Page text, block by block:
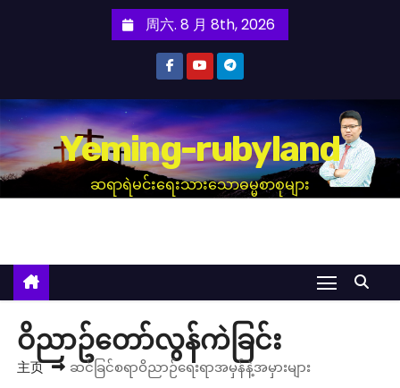
周六. 8 月 8th, 2026
Yeming-rubyland
ဆရာရဲမင်းရေးသားသောဓမ္မစာစုများ
ဝိညာဥ်တော်လွန်ကဲခြင်း
主页 ဆင်ခြင်စရာဝိညာဉ်ရေးရာအမှန်နဲ့အမှားများ